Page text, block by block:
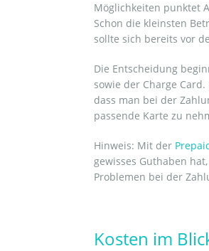
Möglichkeiten punktet
Schon die kleinsten
sollte sich bereits vor
Die Entscheidung
sowie der Charge
dass man bei der
passende Karte zu
Hinweis: Mit der
gewisses Guthaben
Problemen bei der
Kosten im